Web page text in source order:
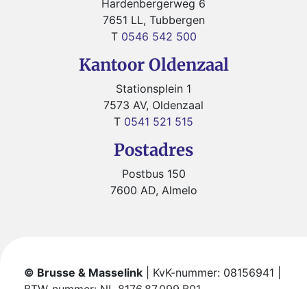
Hardenbergerweg 6
7651 LL, Tubbergen
T 0546 542 500
Kantoor Oldenzaal
Stationsplein 1
7573 AV, Oldenzaal
T 0541 521 515
Postadres
Postbus 150
7600 AD, Almelo
© Brusse & Masselink | KvK-nummer: 08156941 |